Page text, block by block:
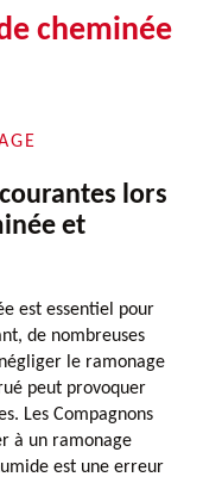
cheminée
lors
et
est essentiel pour
de nombreuses
le ramonage
peut provoquer
Les Compagnons
à un ramonage
est une erreur